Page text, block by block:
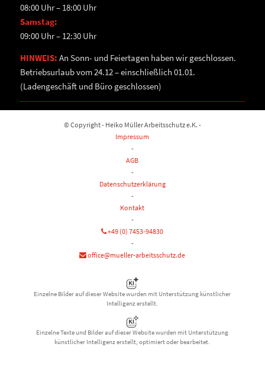
08:00 Uhr – 18:00 Uhr
Samstag:
09:00 Uhr – 12:30 Uhr
HINWEIS: An Sonn- und Feiertagen haben wir geschlossen.
Betriebsurlaub vom 24.12 – einschließlich 01.01.
(Ladengeschäft und Büro geschlossen)
© Copyright - Heiko Müller Arbeitsschutz e.K. -
Impressum
-
AGB
-
Datenschutzerklärung
-
Kontakt
-
+49 (0) 7453-94830
-
office@mueller-arbeitsschutz.de
Einzelne Bilder auf dieser Website wurden mit Unterstützung künstlicher
Intelligenz erstellt.
Einzelne Texte und Bilder auf dieser Website wurden mit Unterstützung
künstlicher Intelligenz erstellt, optimiert oder bearbeitet.